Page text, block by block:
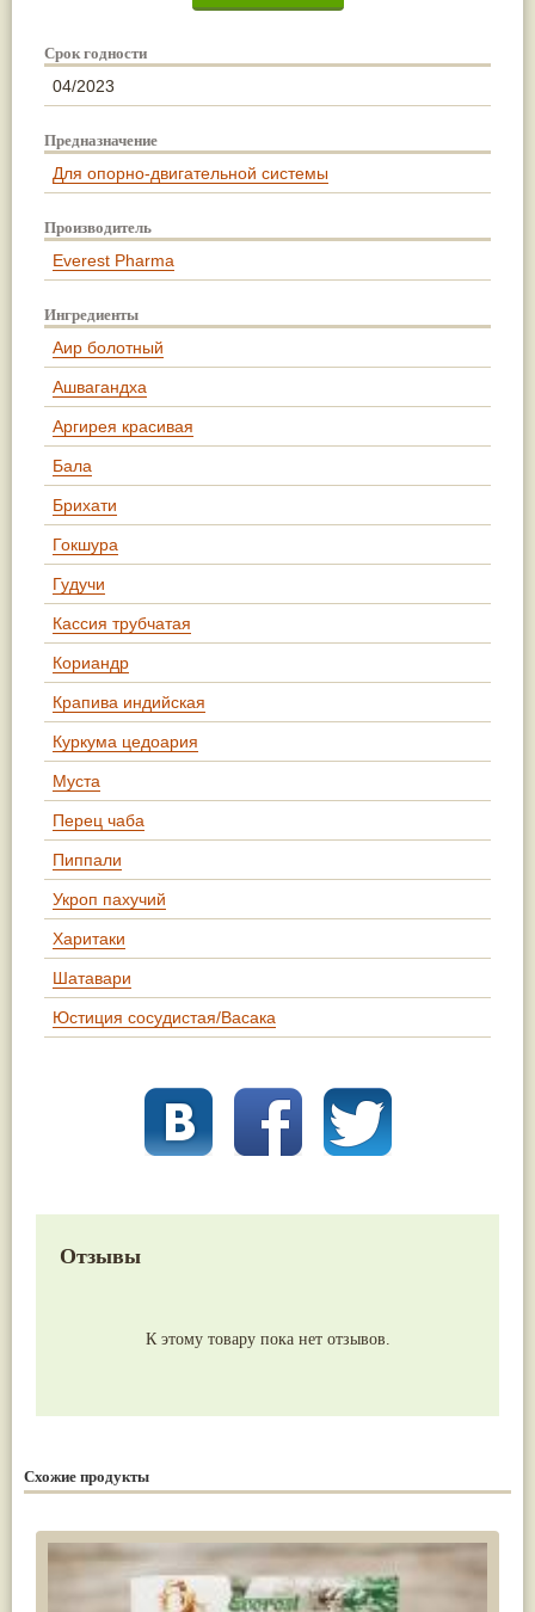
Срок годности
04/2023
Предназначение
Для опорно-двигательной системы
Производитель
Everest Pharma
Ингредиенты
Аир болотный
Ашвагандха
Аргирея красивая
Бала
Брихати
Гокшура
Гудучи
Кассия трубчатая
Кориандр
Крапива индийская
Куркума цедоария
Муста
Перец чаба
Пиппали
Укроп пахучий
Харитаки
Шатавари
Юстиция сосудистая/Васака
Отзывы
К этому товару пока нет отзывов.
Схожие продукты